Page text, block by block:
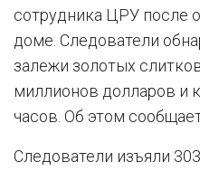
сотрудника ЦРУ после
доме. Следователи
залежи золотых
миллионов долларов и
часов. Об этом
Следователи изъяли